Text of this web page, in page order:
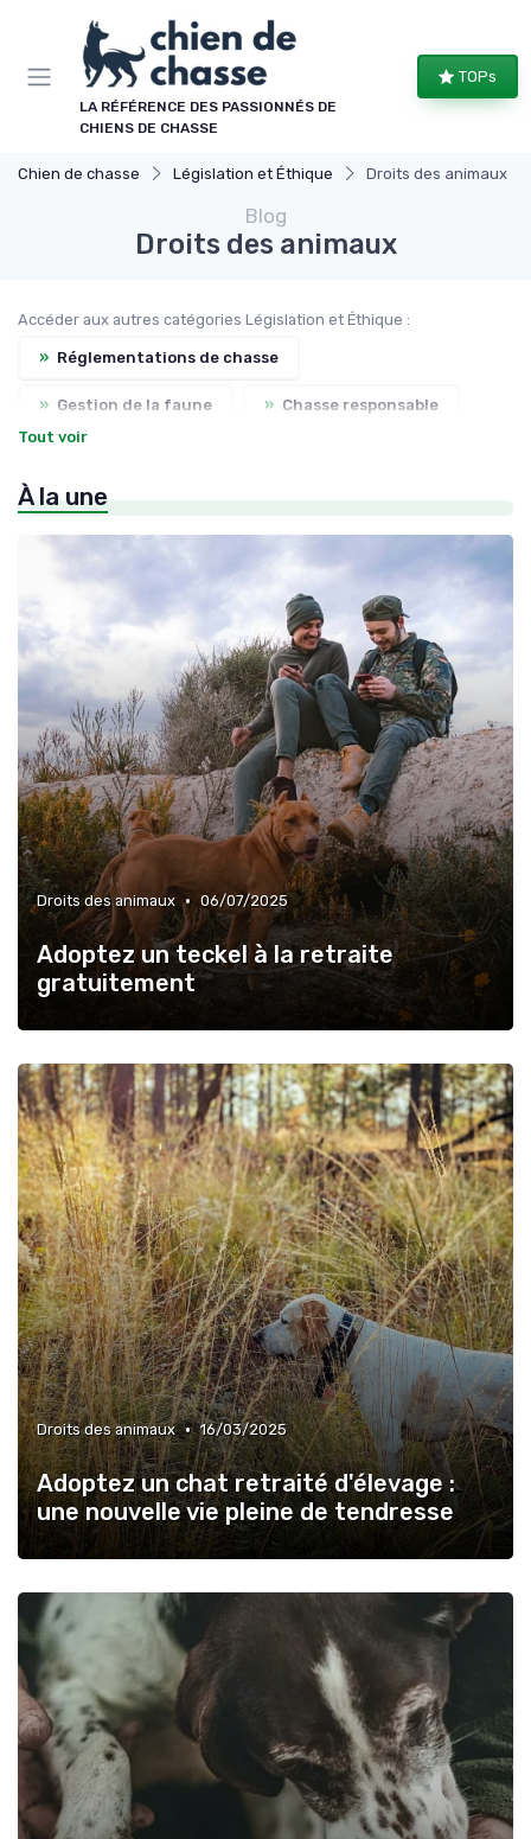
LA RÉFÉRENCE DES PASSIONNÉS DE
CHIENS DE CHASSE
TOPs
Chien de chasse Législation et Éthique Droits des animaux
Blog
Droits des animaux
Accéder aux autres catégories Législation et Éthique :
» Réglementations de chasse
» Gestion de la faune » Chasse responsable
Tout voir
À la une
Droits des animaux • 06/07/2025
Adoptez un teckel à la retraite
gratuitement
Droits des animaux • 16/03/2025
Adoptez un chat retraité d'élevage :
une nouvelle vie pleine de tendresse
Panneau de gestion des cookies